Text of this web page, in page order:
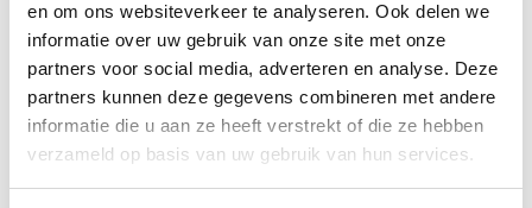
en om ons websiteverkeer te analyseren. Ook delen we
informatie over uw gebruik van onze site met onze
partners voor social media, adverteren en analyse. Deze
partners kunnen deze gegevens combineren met andere
informatie die u aan ze heeft verstrekt of die ze hebben
verzameld op basis van uw gebruik van hun services.
Daglenzen, nachtlenzen, maandlenzen, vormvaste
lenzen, zachte lenzen. U ziet door de bomen al snel het
bos niet meer. Belangrijk is dat u voor uw ogen altijd de
beste lenzen kiest! Dat kan alleen met de hulp en op
advies van een deskundige contactlensspecialist. Juist